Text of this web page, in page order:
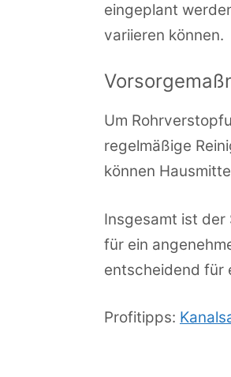
eingeplant
variieren können.
Um
regelmäßige
können
Insgesamt ist
für ein
entscheidend für
Profitipps: